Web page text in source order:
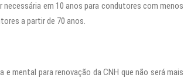
necessária em 10 anos para condutores com menos
a partir de 70 anos.
mental para renovação da CNH que não será mais